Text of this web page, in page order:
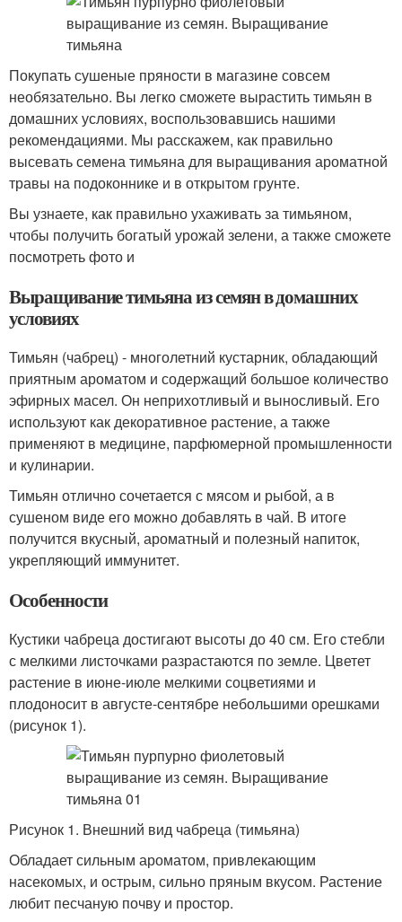
Покупать сушеные пряности в магазине совсем
необязательно. Вы легко сможете вырастить тимьян в
домашних условиях, воспользовавшись нашими
рекомендациями. Мы расскажем, как правильно
высевать семена тимьяна для выращивания ароматной
травы на подоконнике и в открытом грунте.
Вы узнаете, как правильно ухаживать за тимьяном,
чтобы получить богатый урожай зелени, а также сможете
посмотреть фото и
Выращивание тимьяна из семян в домашних
условиях
Тимьян (чабрец) - многолетний кустарник, обладающий
приятным ароматом и содержащий большое количество
эфирных масел. Он неприхотливый и выносливый. Его
используют как декоративное растение, а также
применяют в медицине, парфюмерной промышленности
и кулинарии.
Тимьян отлично сочетается с мясом и рыбой, а в
сушеном виде его можно добавлять в чай. В итоге
получится вкусный, ароматный и полезный напиток,
укрепляющий иммунитет.
Особенности
Кустики чабреца достигают высоты до 40 см. Его стебли
с мелкими листочками разрастаются по земле. Цветет
растение в июне-июле мелкими соцветиями и
плодоносит в августе-сентябре небольшими орешками
(рисунок 1).
Рисунок 1. Внешний вид чабреца (тимьяна)
Обладает сильным ароматом, привлекающим
насекомых, и острым, сильно пряным вкусом. Растение
любит песчаную почву и простор.